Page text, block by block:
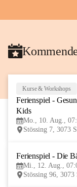
Kurse & Workshops
Ferienspiel -
Kids
Mo., 10. Aug.,
Stössing 7, 3073
Ferienspiel - Die
Mi., 12. Aug.,
Stössing 96,